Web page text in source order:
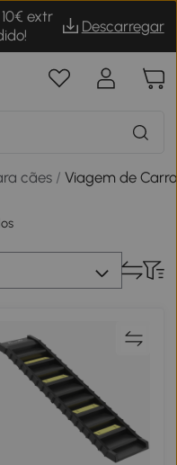
extr
Descarregar
cães /Viagem de Carro